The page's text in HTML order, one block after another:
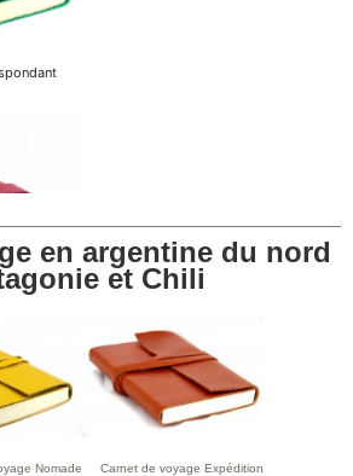
en argentine du nord
et Chili
Nomade Carnet de voyage Expédition